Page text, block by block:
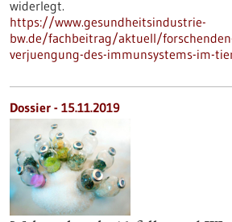
widerlegt.
https://www.gesundheitsindustrie-
bw.de/fachbeitrag/aktuell/
verjuengung-des-immunsystems-im-
Dossier - 15.11.2019